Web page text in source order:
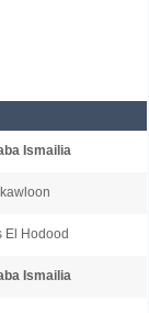
Ismailia
El Hodood
Ismailia